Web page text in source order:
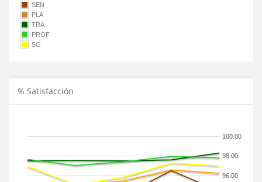
SEN
PLA
TRA
PROF
SG
% Satisfacción
96.00
98.00
100.00